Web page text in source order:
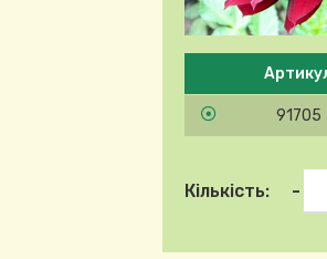
Будь ласка,
91705
Кількість: -